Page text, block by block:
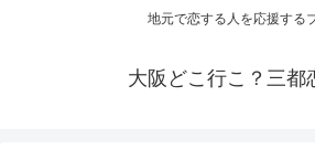
地元で恋する人を応援する
大阪どこ行こ？三都